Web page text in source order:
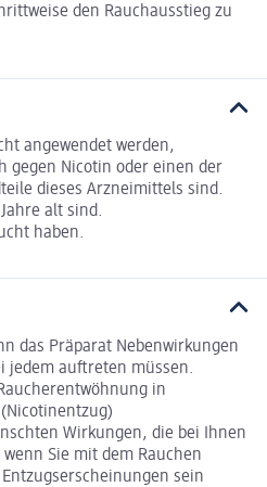
den Rauchausstieg zu
angewendet werden,
gegen Nicotin oder einen der
dieses Arzneimittels sind.
alt sind.
haben.
das Präparat Nebenwirkungen
jedem auftreten müssen.
in
Wirkungen, die bei Ihnen
Sie mit dem Rauchen
sein